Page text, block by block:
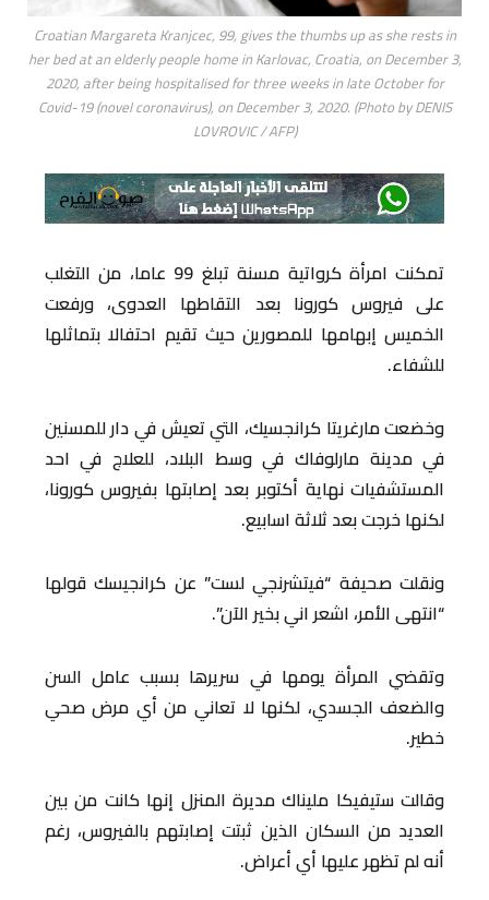
Croatian Margareta Kranjcec, 99, gives the thumbs up as she rests in
her bed at an elderly people home in Karlovac, Croatia, on December 3,
2020, after being hospitalised for three weeks in late October for
Covid-19 (novel coronavirus), on December 3, 2020. (Photo by DENIS
LOVROVIC / AFP)
تمكنت امرأة كرواتية مسنة تبلغ 99 عاما، من التغلب
على فيروس كورونا بعد التقاطها العدوى، ورفعت
الخميس إبهامها للمصورين حيث تقيم احتفالا بتماثلها
للشفاء.
وخضعت مارغريتا كرانجسيك، التي تعيش في دار للمسنين
في مدينة مارلوفاك في وسط البلاد، للعلاج في احد
المستشفيات نهاية أكتوبر بعد إصابتها بفيروس كورونا،
لكنها خرجت بعد ثلاثة اسابيع.
ونقلت صحيفة “فيتشرنجي لست” عن كرانجيسك قولها
“انتهى الأمر، اشعر اني بخير الآن”.
وتقضي المرأة يومها في سريرها بسبب عامل السن
والضعف الجسدي، لكنها لا تعاني من أي مرض صحي
خطير.
وقالت ستيفيكا مليناك مديرة المنزل إنها كانت من بين
العديد من السكان الذين ثبتت إصابتهم بالفيروس، رغم
أنه لم تظهر عليها أي أعراض.